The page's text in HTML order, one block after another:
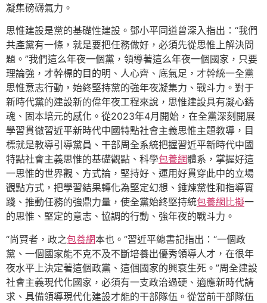
凝集磅礴氣力。
思惟建設是黨的基礎性建設。鄧小平同道曾深入指出：“我們
共產黨有一條，就是要把任務做好，必須先從思惟上解決問
題。”我們這么年夜一個黨，領導著這么年夜一個國家，只要
理論強，才幹標的目的明、人心齊、底氣足，才幹統一全黨
思惟意志行動，始終堅持黨的強年夜凝集力、戰斗力。對于
新時代黨的建設新的偉年夜工程來說，思惟建設具有凝心鑄
魂、固本培元的感化。從2023年4月開始，在全黨深刻開展
學習貫徹習近平新時代中國特點社會主義思惟主題教導，目
標就是教導引導黨員、干部周全系統把握習近平新時代中國
特點社會主義思惟的基礎觀點、科學包養網體系，掌握好這
一思惟的世界觀、方式論，堅持好、運用好貫穿此中的立場
觀點方式，把學習結果轉化為堅定幻想、錘煉黨性和指導實
踐、推動任務的強鼎力量，使全黨始終堅持統包養網比擬一
的思惟、堅定的意志、協調的行動、強年夜的戰斗力。
“尚賢者，政之包養網本也。”習近平總書記指出：“一個政
黨、一個國家能不克不及不斷培養出優秀領導人才，在很年
夜水平上決定著這個政黨、這個國家的興衰生死。”周全建設
社會主義現代化國家，必須有一支政治過硬、適應新時代請
求、具備領導現代化建設才能的干部隊伍。從當前干部隊伍